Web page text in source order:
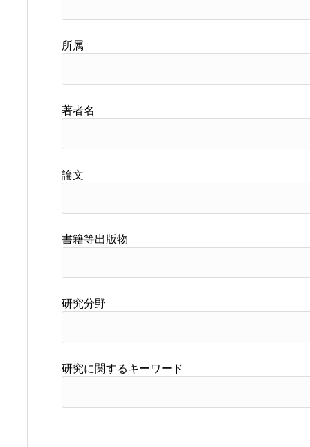
所属
著者名
論文
書籍等出版物
研究分野
研究に関するキーワード